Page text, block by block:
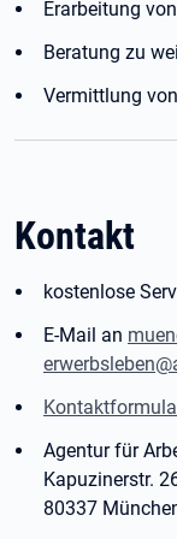
Erarbeitung
Beratung zu
Vermittlung
Kontakt
kostenlose
E-Mail an
Agentur für
Kapuzinerstr.
80337